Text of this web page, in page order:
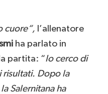
cuore“, l’allenatore
ha parlato in
partita: “Io cerco di
risultati. Dopo la
Salernitana ha